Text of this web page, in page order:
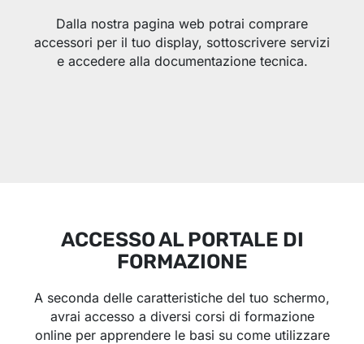
Dalla nostra pagina web potrai comprare
accessori per il tuo display, sottoscrivere servizi
e accedere alla documentazione tecnica.
ACCESSO AL PORTALE DI
FORMAZIONE
A seconda delle caratteristiche del tuo schermo,
avrai accesso a diversi corsi di formazione
online per apprendere le basi su come utilizzare